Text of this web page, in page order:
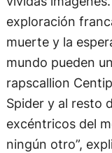
exploración
muerte y la
mundo pueden
rapscallion
Spider y al resto
excéntricos del
ningún otro”,